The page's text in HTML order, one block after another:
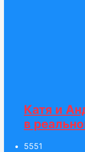
Катя и
в
5551